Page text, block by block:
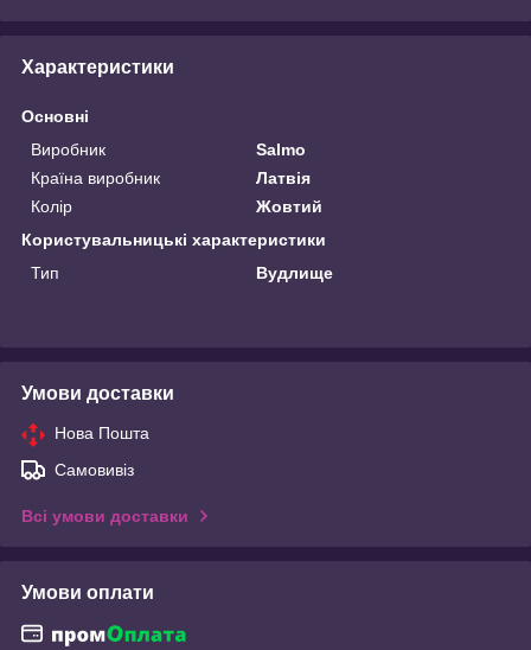
Характеристики
Основні
Виробник
Salmo
Країна виробник
Латвія
Колір
Жовтий
Користувальницькі характеристики
Тип
Вудлище
Умови доставки
Нова Пошта
Самовивіз
Всі умови доставки
Умови оплати